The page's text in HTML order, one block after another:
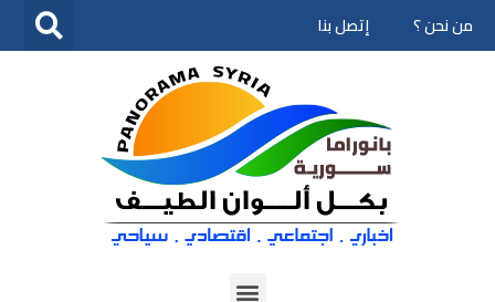
تخطى
من نحن ؟ إتصل بنا